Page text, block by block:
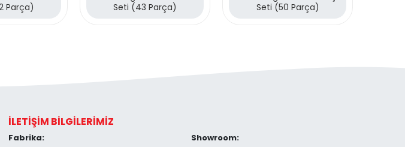
Parça)
Seti (43 Parça)
Seti (50 Parça)
İLETİŞİM BİLGİLERİMİZ
Fabrika:
Showroom: